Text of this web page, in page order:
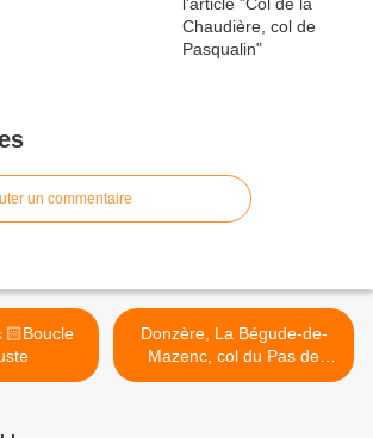
un commentaire
Donzère, La Bégude-de-
Mazenc, col du Pas de
Lauzun (201 km) >